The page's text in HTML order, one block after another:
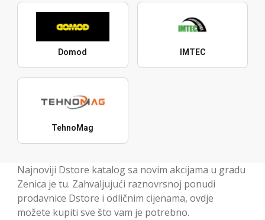
Domod IMTEC
TehnoMag
Najnoviji Dstore katalog sa novim akcijama u gradu
Zenica je tu. Zahvaljujući raznovrsnoj ponudi
prodavnice Dstore i odličnim cijenama, ovdje
možete kupiti sve što vam je potrebno.